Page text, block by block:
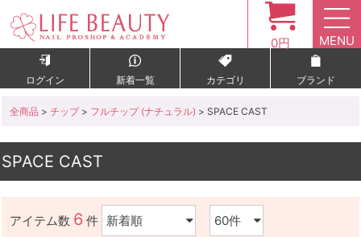
0円 MENU
ログイン 新着一覧 カテゴリ ブランド
全商品 > チップ> フルチップ (ナチュラル) > SPACE CAST
SPACE CAST
アイテム数 6 件